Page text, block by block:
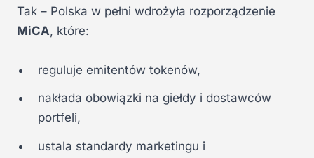
Tak – Polska w pełni wdrożyła rozporządzenie
MiCA, które:
reguluje emitentów tokenów,
nakłada obowiązki na giełdy i dostawców
portfeli,
ustala standardy marketingu i